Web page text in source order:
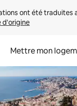
d'origine
Mettre mon